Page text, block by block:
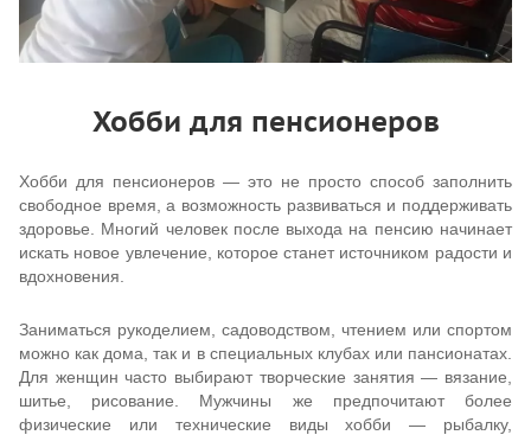
Хобби для пенсионеров
Хобби для пенсионеров — это не просто способ заполнить
свободное время, а возможность развиваться и поддерживать
здоровье. Многий человек после выхода на пенсию начинает
искать новое увлечение, которое станет источником радости и
вдохновения.
Заниматься рукоделием, садоводством, чтением или спортом
можно как дома, так и в специальных клубах или пансионатах.
Для женщин часто выбирают творческие занятия — вязание,
шитье, рисование. Мужчины же предпочитают более
физические или технические виды хобби — рыбалку,